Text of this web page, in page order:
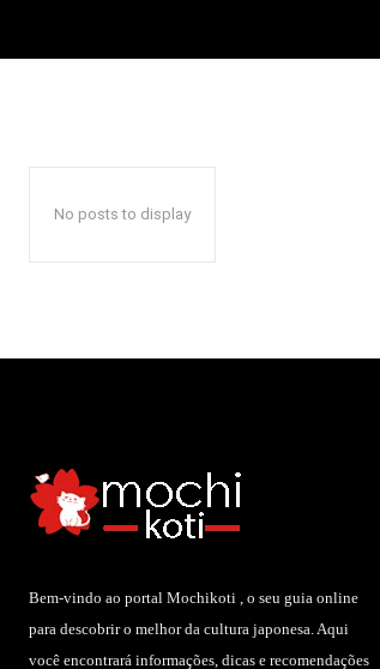
No posts to display
Bem-vindo ao portal Mochikoti , o seu guia online
para descobrir o melhor da cultura japonesa. Aqui
você encontrará informações, dicas e recomendações